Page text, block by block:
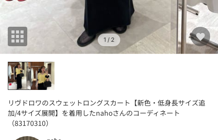
1 / 2
リヴドロワのスウェットロングスカート【新色・低身長サイズ追
加/4サイズ展開】を着用したnahoさんのコーディネート
（83170310）